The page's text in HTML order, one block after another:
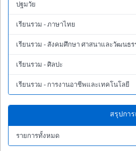
ปฐมวัย
เรียนรวม - ภาษาไทย
เรียนรวม - สังคมศึกษา ศาสนาและวัฒนธร
เรียนรวม - ศิลปะ
เรียนรวม - การงานอาชีพและเทคโนโลยี
สรุปกา
รายการทั้งหมด